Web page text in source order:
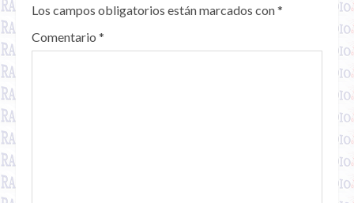
Los campos obligatorios están marcados con*
Comentario *